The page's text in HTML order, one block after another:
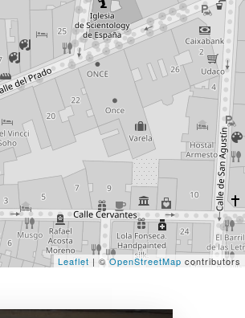
Leaflet | ©OpenStreetMap contributors